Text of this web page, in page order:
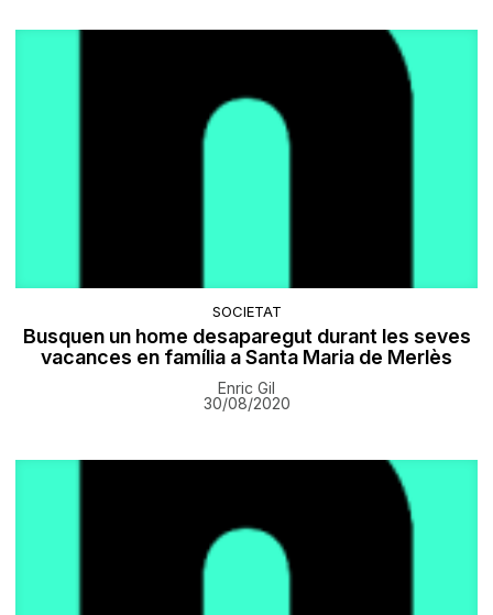
SOCIETAT
Busquen un home desaparegut durant les seves
vacances en família a Santa Maria de Merlès
Enric Gil
30/08/2020